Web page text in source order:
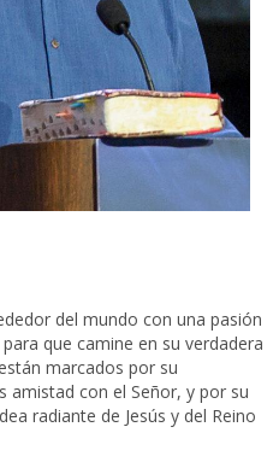
del mundo con una pasión
que camine en su verdadera
marcados por su
amistad con el Señor, y por su
radiante de Jesús y del Reino